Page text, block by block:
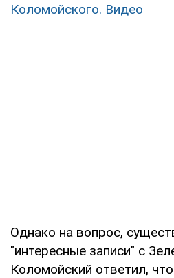
Коломойского. Видео
Однако на вопрос,
"интересные записи" с
Коломойский ответил,